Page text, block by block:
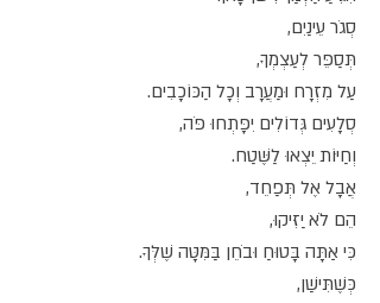
סְגֹר עֵינַיִם,
תְּסַפֵּר לְעַצְמְךָ,
עַל מִזְרָח וּמַעֲרָב וְכָל הַכּוֹכָבִים.
סְלָעִים גְּדוֹלִים יִפָּתְחוּ פֹּה,
וְחַיּוֹת יֵצְאוּ לַשֶּׁטַח.
אֲבָל אֶל תְּפַחֵד,
הֵם לֹא יַזִּיקוּ,
כִּי אַתָּה בָּטוּחַ וּבֹחֵן בַּמִּטָּה שֶׁלְּךָ.
כְּשֶׁתִּישַׁן,